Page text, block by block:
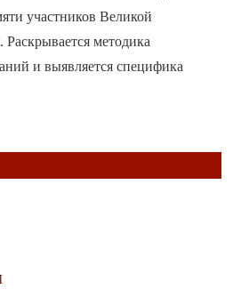
участников Великой
методика
и выявляется специфика